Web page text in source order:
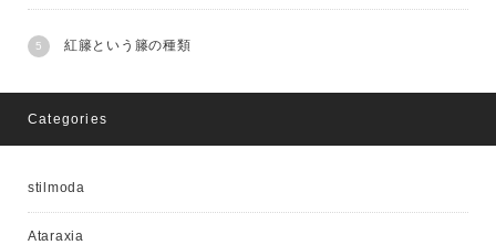
紅籐という籐の種類
Categories
stilmoda
Ataraxia